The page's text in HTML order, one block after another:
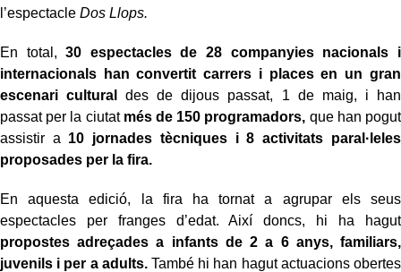
l’espectacle Dos Llops.
En total,30 espectacles de 28 companyies nacionals i
internacionals han convertit carrers i places en un gran
escenari cultural
des de dijous passat, 1 de maig, i han
passat per la ciutat més de 150 programadors, que han pogut
assistir a 10 jornades tècniques i 8 activitats paral·leles
proposades per la fira.
En aquesta edició, la fira ha tornat a agrupar els seus
espectacles per franges d’edat. Així doncs, hi ha hagut
propostes adreçades a infants de 2 a 6 anys, familiars,
juvenils i per a adults.També hi han hagut actuacions obertes